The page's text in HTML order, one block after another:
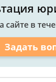
сайте в
Задать